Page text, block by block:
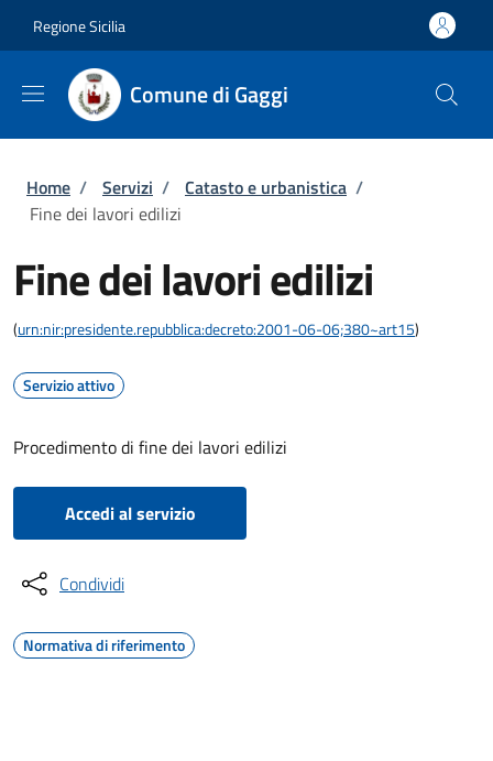
Regione Sicilia
Comune di Gaggi
Briciole di pane
Home / Servizi / Catasto e urbanistica /
Fine dei lavori edilizi
Fine dei lavori edilizi
(urn:nir:presidente.repubblica:decreto:2001-06-06;380~art15)
Servizio attivo
Procedimento di fine dei lavori edilizi
Accedi al servizio
Condividi
Normativa di riferimento